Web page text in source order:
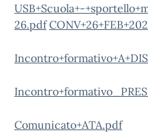
USB+Scuola+-
26.pdf
Comunicato+ATA.pdf